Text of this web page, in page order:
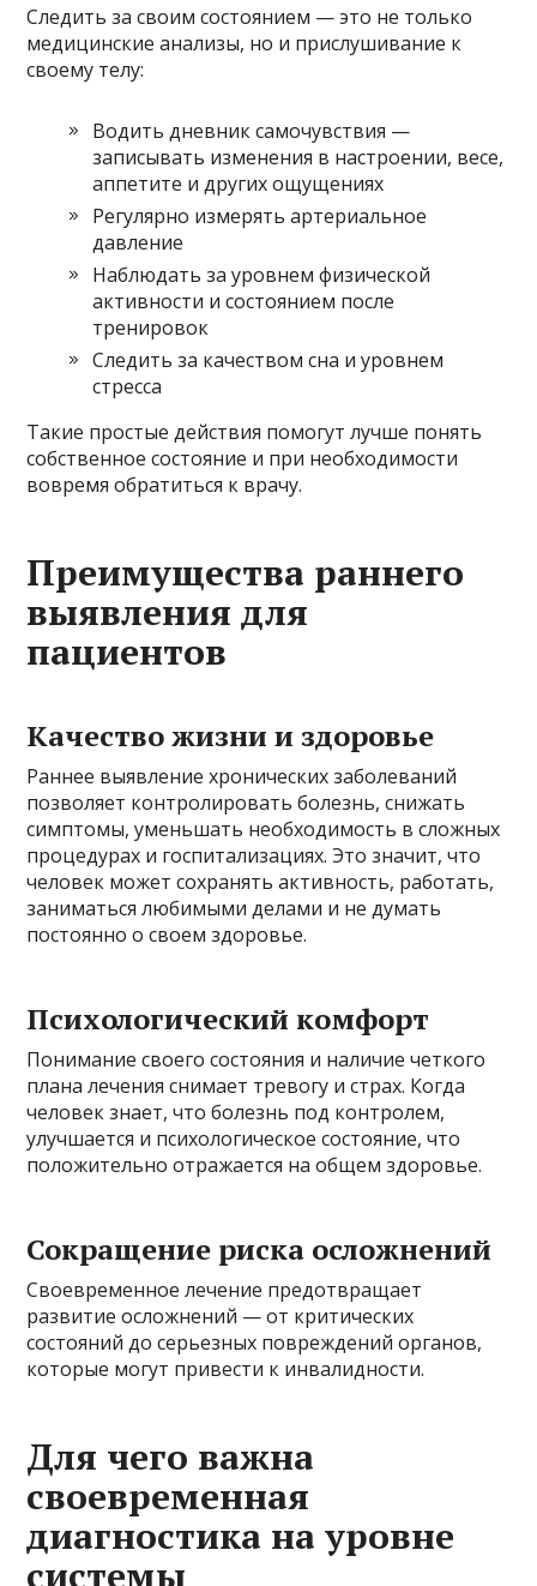
Следить за своим состоянием — это не только
медицинские анализы, но и прислушивание к
своему телу:
Водить дневник самочувствия —
записывать изменения в настроении, весе,
аппетите и других ощущениях
Регулярно измерять артериальное
давление
Наблюдать за уровнем физической
активности и состоянием после
тренировок
Следить за качеством сна и уровнем
стресса
Такие простые действия помогут лучше понять
собственное состояние и при необходимости
вовремя обратиться к врачу.
Преимущества раннего
выявления для
пациентов
Качество жизни и здоровье
Раннее выявление хронических заболеваний
позволяет контролировать болезнь, снижать
симптомы, уменьшать необходимость в сложных
процедурах и госпитализациях. Это значит, что
человек может сохранять активность, работать,
заниматься любимыми делами и не думать
постоянно о своем здоровье.
Психологический комфорт
Понимание своего состояния и наличие четкого
плана лечения снимает тревогу и страх. Когда
человек знает, что болезнь под контролем,
улучшается и психологическое состояние, что
положительно отражается на общем здоровье.
Сокращение риска осложнений
Своевременное лечение предотвращает
развитие осложнений — от критических
состояний до серьезных повреждений органов,
которые могут привести к инвалидности.
Для чего важна
своевременная
диагностика на уровне
системы